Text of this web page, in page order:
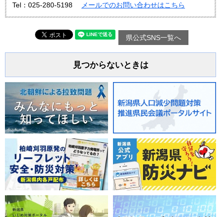
Tel：025-280-5198
メールでのお問い合わせはこちら
県公式SNS一覧へ
見つからないときは